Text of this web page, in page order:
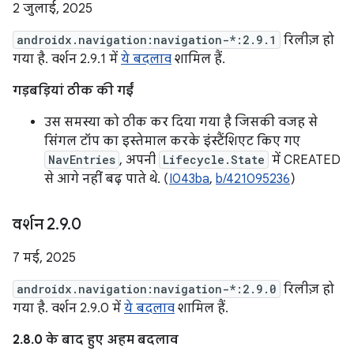
2 जुलाई, 2025
androidx.navigation:navigation-*:2.9.1
रिलीज़ हो
गया है. वर्शन 2.9.1 में ये बदलाव शामिल हैं.
गड़बड़ियां ठीक की गईं
उस समस्या को ठीक कर दिया गया है जिसकी वजह से
सिंगल टॉप का इस्तेमाल करके इंस्टैंशिएट किए गए
NavEntries , अपनी Lifecycle.State में CREATED
से आगे नहीं बढ़ पाते थे. (I043ba, b/421095236)
वर्शन 2.9.0
7 मई, 2025
androidx.navigation:navigation-*:2.9.0 रिलीज़ हो
गया है. वर्शन 2.9.0 में ये बदलाव शामिल हैं.
2.8.0 के बाद हुए अहम बदलाव